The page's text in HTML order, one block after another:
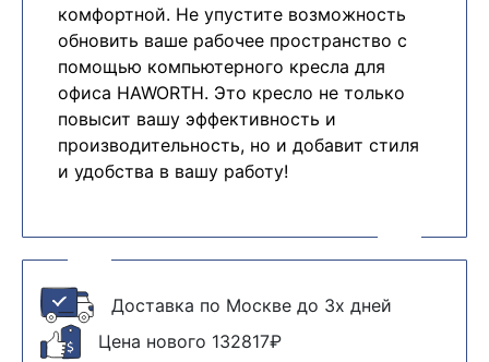
комфортной. Не упустите возможность
обновить ваше рабочее пространство с
помощью компьютерного кресла для
офиса HAWORTH. Это кресло не только
повысит вашу эффективность и
производительность, но и добавит стиля
и удобства в вашу работу!
Доставка по Москве до 3х дней
Цена нового 132817₽